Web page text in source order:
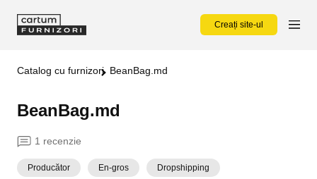
Creați site-ul
Catalog cu furnizori BeanBag.md
BeanBag.md
1 recenzie
Producător En-gros Dropshipping